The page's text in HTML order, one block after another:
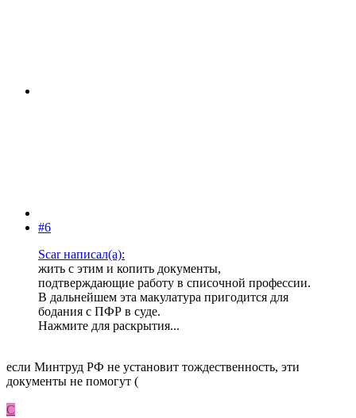
#6
Scar написал(а):
жить с этим и копить документы,
подтверждающие работу в списочной профессии.
В дальнейшем эта макулатура пригодится для
бодания с ПФР в суде.
Нажмите для раскрытия...
если Минтруд РФ не установит тождественность, эти
документы не помогут (
С